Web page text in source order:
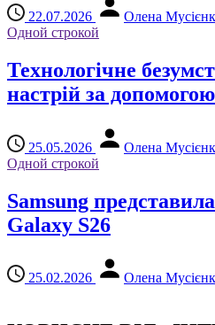
22.07.2026
Олена
Одной строкой
Технологічне
настрій за
25.05.2026
Олена
Одной строкой
Samsung
Galaxy S26
25.02.2026 Олена